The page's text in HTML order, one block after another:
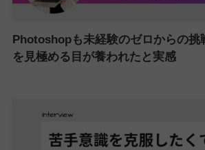
Photoshopも未経験のゼロからの挑
を見極める目が養われたと実感